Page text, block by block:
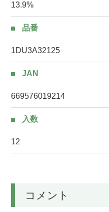
13.9%
品番
1DU3A32125
JAN
669576019214
入数
12
コメント